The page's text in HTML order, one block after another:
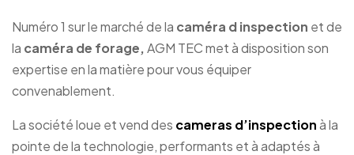
Numéro 1 sur le marché de la caméra d inspection et de
la caméra de forage,AGM TEC met à disposition son
expertise en la matière pour vous équiper
convenablement.
La société loue et vend des cameras d’inspectionà la
pointe de la technologie, performants et à adaptés à